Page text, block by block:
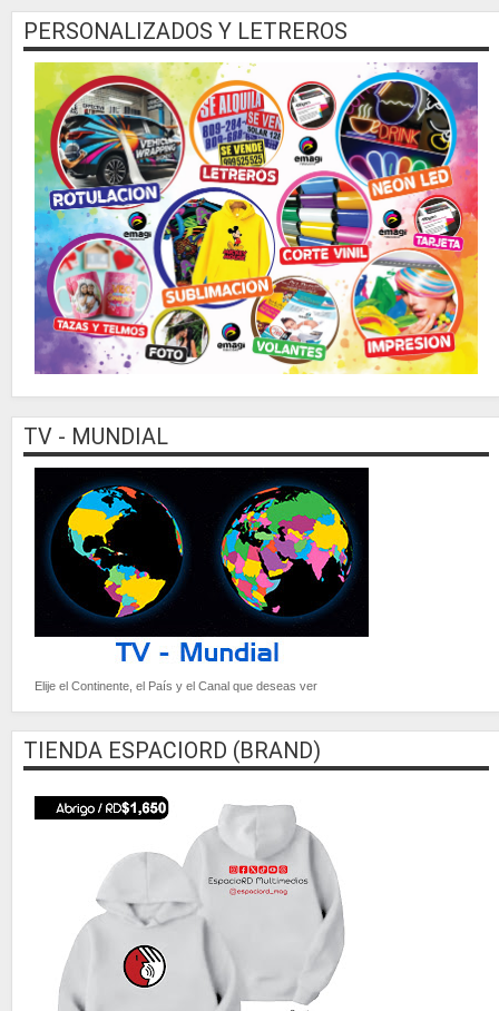
PERSONALIZADOS Y LETREROS
TV - MUNDIAL
Elije el Continente, el País y el Canal que deseas ver
TIENDA ESPACIORD (BRAND)